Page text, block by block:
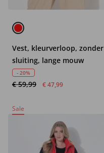
Vest, kleurverloop, zonder
sluiting, lange mouw
- 20%
€ 59,99 € 47,99
Sale